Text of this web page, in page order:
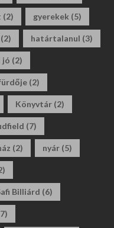
(2) gyerekek (5)
(2) határtalanul (3)
jó (2)
(2)
Könyvtár (2)
(7)
(2) nyár (5)
Billiárd (6)